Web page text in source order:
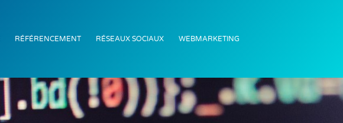
RÉFÉRENCEMENT RÉSEAUX SOCIAUX WEBMARKETING